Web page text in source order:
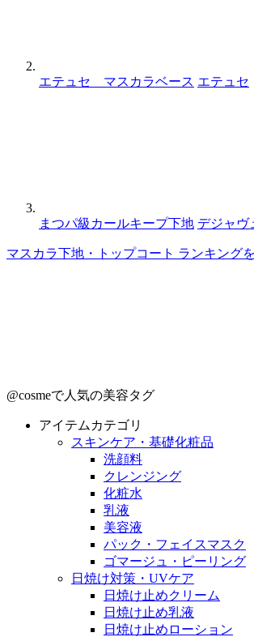
エテュセ マスカラベース エテュセ
まつパ級カールキープ下地 デジャヴ
マスカラ下地・トップコート ランキング
@cosmeで人気の美容タグ
アイテムカテゴリ
スキンケア・基礎化粧品
洗顔料
クレンジング
化粧水
乳液
美容液
パック・フェイスマスク
ゴマージュ・ピーリング
日焼け対策・UVケア
日焼け止めクリーム
日焼け止め乳液
日焼け止めローション